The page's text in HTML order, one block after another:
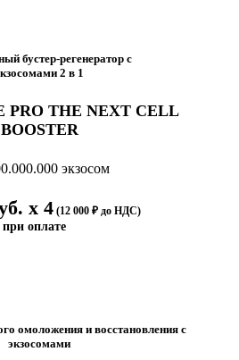
бустер-регенератор с
2 в 1
PRO THE NEXT CELL
BOOSTER
экзосом
х 4 (12 000 ₽ до НДС)
при оплате
омоложения и восстановления с
экзосомами